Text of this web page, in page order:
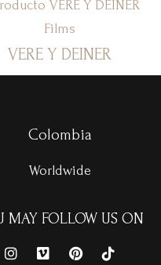
Films
VERE Y DEINER
Colombia
Worldwide
MAY FOLLOW US ON